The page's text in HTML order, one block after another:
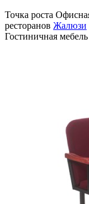
Точка роста
ресторанов Жалюзи
Гостиничная мебель